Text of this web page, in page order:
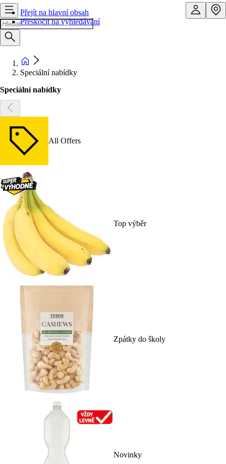
Přejít na hlavní obsah
Přeskočit na vyhledávání
Speciální nabídky
Speciální nabídky
All Offers
Top výběr
Zpátky do školy
Novinky